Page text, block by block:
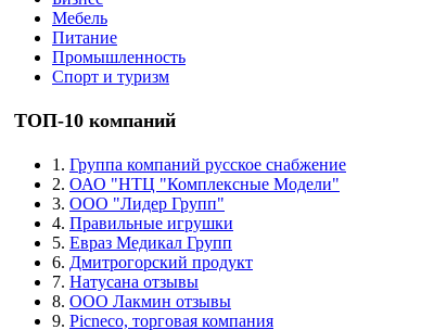
Мебель
Питание
Промышленность
Спорт и туризм
ТОП-10 компаний
1. Группа компаний русское снабжение
2. ОАО "НТЦ "Комплексные Модели"
3. ООО "Лидер Групп"
4. Правильные игрушки
5. Евраз Медикал Групп
6. Дмитрогорский продукт
7. Натусана отзывы
8. ООО Лакмин отзывы
9. Picneco, торговая компания